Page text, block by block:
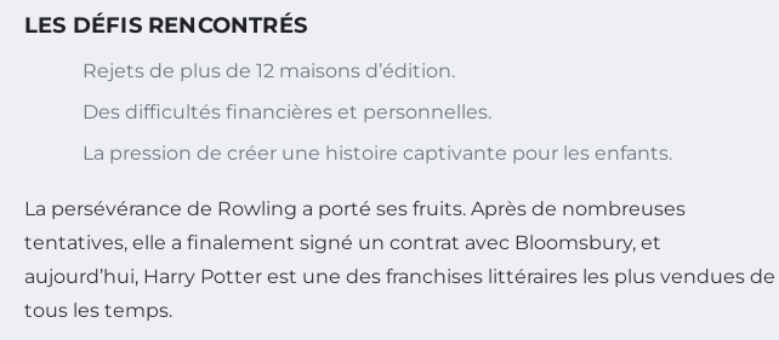
LES DÉFIS RENCONTRÉS
Rejets de plus de 12 maisons d’édition.
Des difficultés financières et personnelles.
La pression de créer une histoire captivante pour les enfants.
La persévérance de Rowling a porté ses fruits. Après de nombreuses
tentatives, elle a finalement signé un contrat avec Bloomsbury, et
aujourd’hui, Harry Potter est une des franchises littéraires les plus vendues de
tous les temps.